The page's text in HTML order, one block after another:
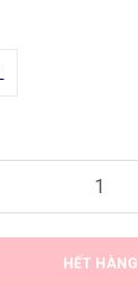
HẾT HÀNG